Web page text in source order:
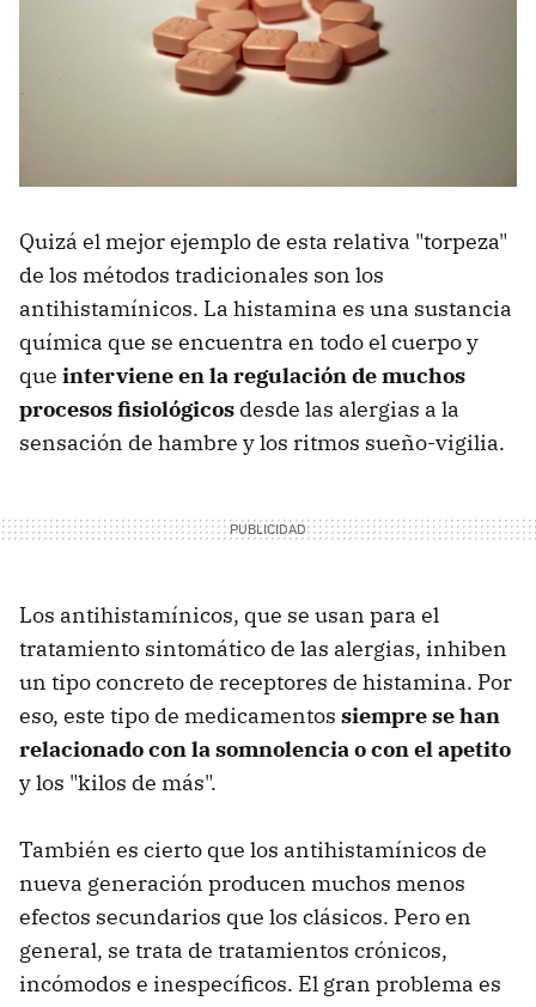
Quizá el mejor ejemplo de esta relativa "torpeza"
de los métodos tradicionales son los
antihistamínicos. La histamina es una sustancia
química que se encuentra en todo el cuerpo y
que interviene en la regulación de muchos
procesos fisiológicos desde las alergias a la
sensación de hambre y los ritmos sueño-vigilia.
Los antihistamínicos, que se usan para el
tratamiento sintomático de las alergias, inhiben
un tipo concreto de receptores de histamina. Por
eso, este tipo de medicamentos siempre se han
relacionado con la somnolencia o con el apetito
y los "kilos de más".
También es cierto que los antihistamínicos de
nueva generación producen muchos menos
efectos secundarios que los clásicos. Pero en
general, se trata de tratamientos crónicos,
incómodos e inespecíficos. El gran problema es